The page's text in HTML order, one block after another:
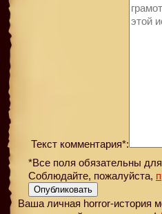
Текст комментария*:
*Все поля обязательны
Соблюдайте, пожалуйста,
Опубликовать
Ваша личная horror-история